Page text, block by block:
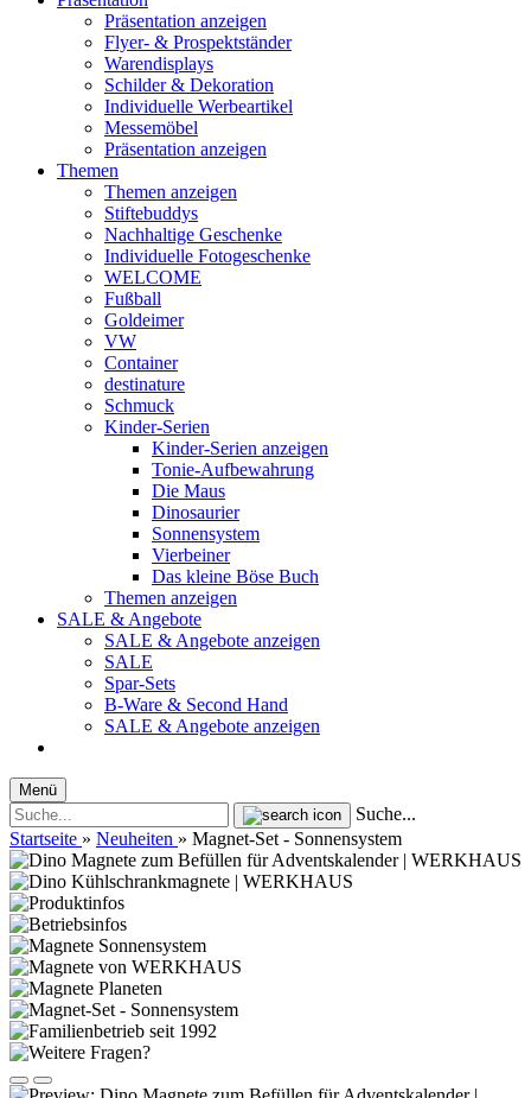
Präsentation anzeigen
Flyer- & Prospektständer
Warendisplays
Schilder & Dekoration
Individuelle Werbeartikel
Messemöbel
Präsentation anzeigen
Themen
Themen anzeigen
Stiftebuddys
Nachhaltige Geschenke
Individuelle Fotogeschenke
WELCOME
Fußball
Goldeimer
VW
Container
destinature
Schmuck
Kinder-Serien
Kinder-Serien anzeigen
Tonie-Aufbewahrung
Die Maus
Dinosaurier
Sonnensystem
Vierbeiner
Das kleine Böse Buch
Themen anzeigen
SALE & Angebote
SALE & Angebote anzeigen
SALE
Spar-Sets
B-Ware & Second Hand
SALE & Angebote anzeigen
Menü
Suche...
Startseite » Neuheiten » Magnet-Set - Sonnensystem